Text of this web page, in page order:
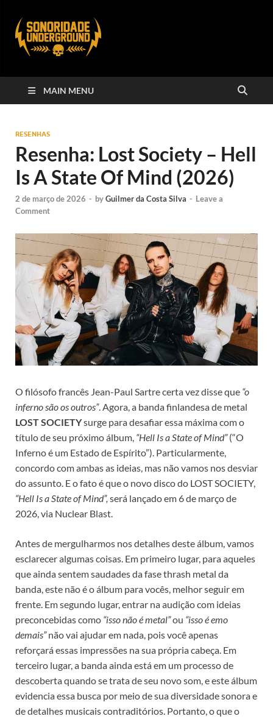
MAIN MENU
RESENHAS
Resenha: Lost Society – Hell
Is A State Of Mind (2026)
2 de março de 2026 - byGuilmer da Costa Silva - Leave a
Comment
O filósofo francês Jean-Paul Sartre certa vez disse que “o
inferno são os outros”. Agora, a banda finlandesa de metal
LOST SOCIETYsurge para desafiar essa máxima com o
título de seu próximo álbum, “Hell Is a State of Mind”(“O
Inferno é um Estado de Espírito”). Particularmente,
concordo com ambas as ideias, mas não vamos nos desviar
do assunto. E o fato é que o novo disco do LOST SOCIETY,
“Hell Is a State of Mind”, será lançado em 6 de março de
2026, via Nuclear Blast.
Antes de mergulharmos nos detalhes deste álbum, vamos
esclarecer algumas coisas. Em primeiro lugar, para aqueles
que ainda sentem saudades da fase thrash metal da
banda, este não é o álbum para vocês, melhor seguir em
frente. Em segundo lugar, entrar na audição com ideias
preconcebidas como “isso não é metal”ou “isso é emo
demais”não vai ajudar em nada, pois você apenas
reforçará essas impressões na sua própria cabeça. Em
terceiro lugar, a banda ainda está em um processo de
descoberta quando se trata de seu novo som, e este álbum
evidencia essa busca por meio de sua diversidade sonora e
de detalhes musicais contraditórios. Portanto, o que o